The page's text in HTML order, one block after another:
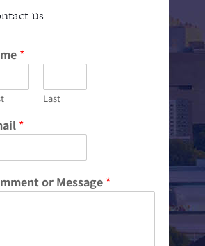
us
*
Last
*
or Message *